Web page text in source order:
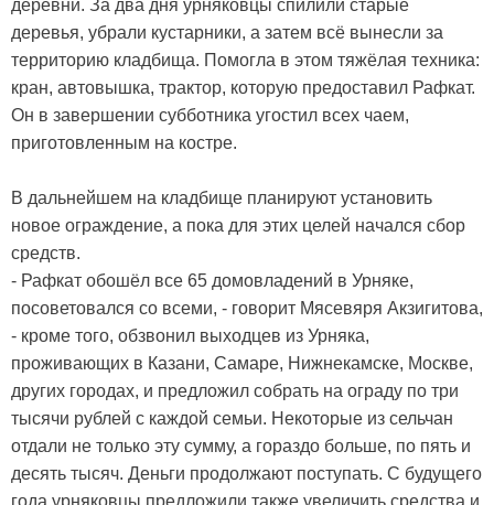
деревни. За два дня урняковцы спилили старые
деревья, убрали кустарники, а затем всё вынесли за
территорию кладбища. Помогла в этом тяжёлая техника:
кран, автовышка, трактор, которую предоставил Рафкат.
Он в завершении субботника угостил всех чаем,
приготовленным на костре.
В дальнейшем на кладбище планируют установить
новое ограждение, а пока для этих целей начался сбор
средств.
- Рафкат обошёл все 65 домовладений в Урняке,
посоветовался со всеми, - говорит Мясевяря Акзигитова,
- кроме того, обзвонил выходцев из Урняка,
проживающих в Казани, Самаре, Нижнекамске, Москве,
других городах, и предложил собрать на ограду по три
тысячи рублей с каждой семьи. Некоторые из сельчан
отдали не только эту сумму, а гораздо больше, по пять и
десять тысяч. Деньги продолжают поступать. С будущего
года урняковцы предложили также увеличить средства и